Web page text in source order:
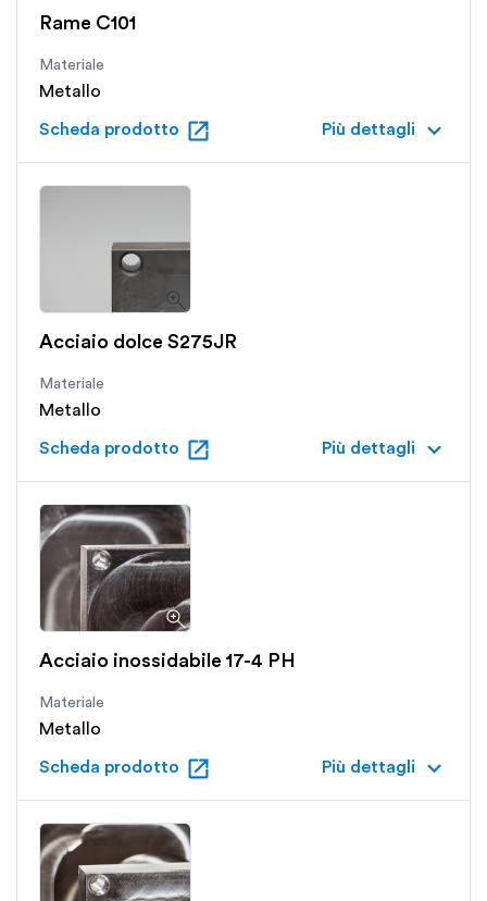
Rame C101
Materiale
Metallo
Scheda prodotto open_in_new Più dettagli keyboard_arrow_down
Acciaio dolce S275JR
Materiale
Metallo
Scheda prodotto open_in_new Più dettagli keyboard_arrow_down
Acciaio inossidabile 17-4 PH
Materiale
Metallo
Scheda prodotto open_in_new Più dettagli keyboard_arrow_down